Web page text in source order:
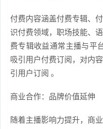
付费内容涵盖付费专辑、
识付费领域，职场技能、
费专辑收益通常主播与平
吸引用户付费订阅，对内
引用户订阅 。
商业合作：品牌价值延伸
随着主播影响力提升，商